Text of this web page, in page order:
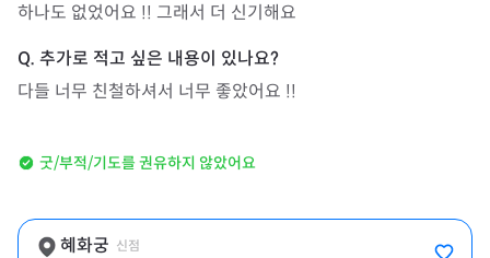
하나도 없었어요 !! 그래서 더 신기해요
다들 너무 친철하셔서 너무 좋았어요 !!
굿/부적/기도를 권유하지 않았어요
혜화궁 신점